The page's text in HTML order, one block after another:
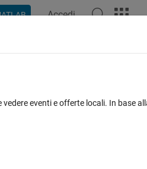
Accedi
eventi e offerte locali. In base